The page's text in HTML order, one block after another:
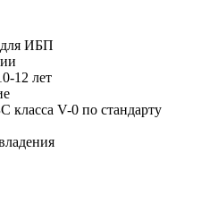
для ИБП
12 лет
класса V-0 по стандарту